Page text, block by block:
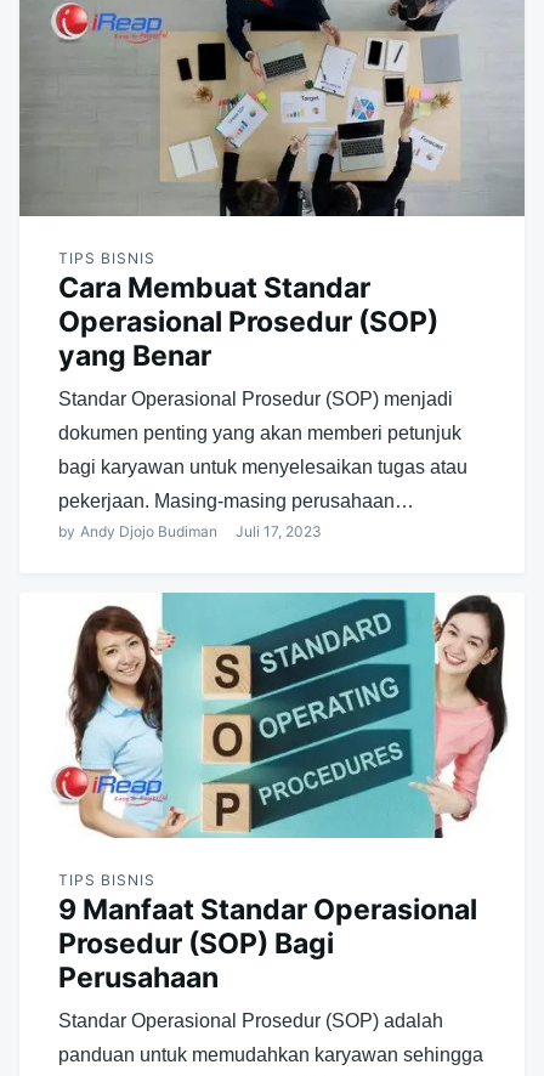
TIPS BISNIS
Cara Membuat Standar
Operasional Prosedur (SOP)
yang Benar
Standar Operasional Prosedur (SOP) menjadi
dokumen penting yang akan memberi petunjuk
bagi karyawan untuk menyelesaikan tugas atau
pekerjaan. Masing-masing perusahaan…
by Andy Djojo Budiman Juli 17, 2023
TIPS BISNIS
9 Manfaat Standar Operasional
Prosedur (SOP) Bagi
Perusahaan
Standar Operasional Prosedur (SOP) adalah
panduan untuk memudahkan karyawan sehingga